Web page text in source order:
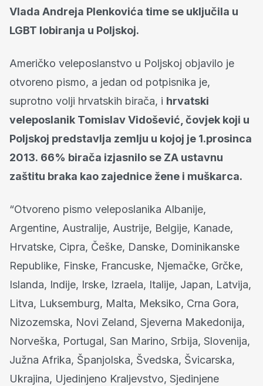
Vlada Andreja Plenkovića time se uključila u
LGBT lobiranja u Poljskoj.
Američko veleposlanstvo u Poljskoj objavilo je
otvoreno pismo, a jedan od potpisnika je,
suprotno volji hrvatskih birača, i hrvatski
veleposlanik Tomislav Vidošević, čovjek koji u
Poljskoj predstavlja zemlju u kojoj je 1.prosinca
2013. 66% birača izjasnilo se ZA ustavnu
zaštitu braka kao zajednice žene i muškarca.
“Otvoreno pismo veleposlanika Albanije,
Argentine, Australije, Austrije, Belgije, Kanade,
Hrvatske, Cipra, Češke, Danske, Dominikanske
Republike, Finske, Francuske, Njemačke, Grčke,
Islanda, Indije, Irske, Izraela, Italije, Japan, Latvija,
Litva, Luksemburg, Malta, Meksiko, Crna Gora,
Nizozemska, Novi Zeland, Sjeverna Makedonija,
Norveška, Portugal, San Marino, Srbija, Slovenija,
Južna Afrika, Španjolska, Švedska, Švicarska,
Ukrajina, Ujedinjeno Kraljevstvo, Sjedinjene